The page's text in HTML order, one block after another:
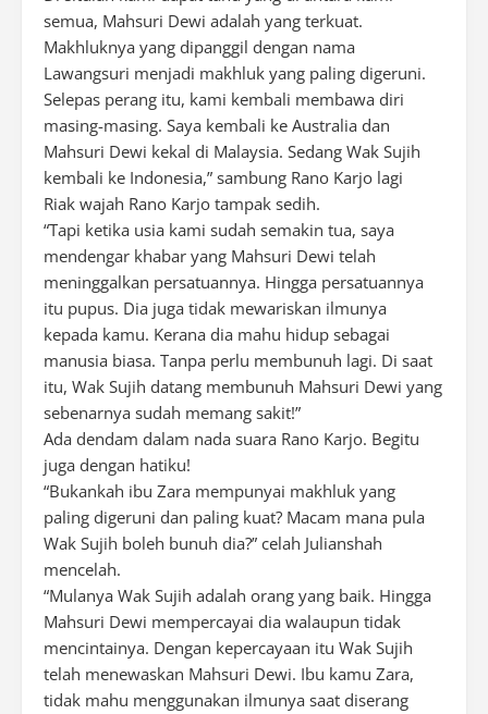
semua, Mahsuri Dewi adalah yang terkuat.
Makhluknya yang dipanggil dengan nama
Lawangsuri menjadi makhluk yang paling digeruni.
Selepas perang itu, kami kembali membawa diri
masing-masing. Saya kembali ke Australia dan
Mahsuri Dewi kekal di Malaysia. Sedang Wak Sujih
kembali ke Indonesia,” sambung Rano Karjo lagi
Riak wajah Rano Karjo tampak sedih.
“Tapi ketika usia kami sudah semakin tua, saya
mendengar khabar yang Mahsuri Dewi telah
meninggalkan persatuannya. Hingga persatuannya
itu pupus. Dia juga tidak mewariskan ilmunya
kepada kamu. Kerana dia mahu hidup sebagai
manusia biasa. Tanpa perlu membunuh lagi. Di saat
itu, Wak Sujih datang membunuh Mahsuri Dewi yang
sebenarnya sudah memang sakit!”
Ada dendam dalam nada suara Rano Karjo. Begitu
juga dengan hatiku!
“Bukankah ibu Zara mempunyai makhluk yang
paling digeruni dan paling kuat? Macam mana pula
Wak Sujih boleh bunuh dia?” celah Julianshah
mencelah.
“Mulanya Wak Sujih adalah orang yang baik. Hingga
Mahsuri Dewi mempercayai dia walaupun tidak
mencintainya. Dengan kepercayaan itu Wak Sujih
telah menewaskan Mahsuri Dewi. Ibu kamu Zara,
tidak mahu menggunakan ilmunya saat diserang